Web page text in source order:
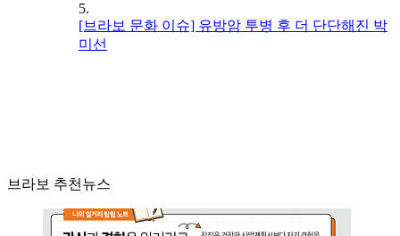
5.
[브라보 문화 이슈] 유방암 투병 후 더 단단해진 박
미선
브라보 추천뉴스